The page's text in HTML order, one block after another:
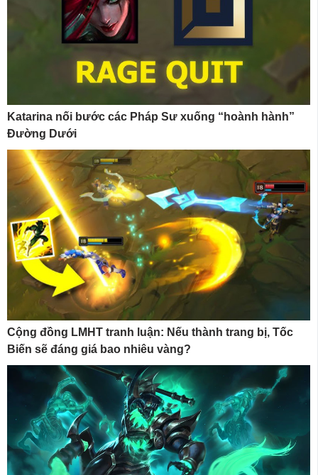
Katarina nối bước các Pháp Sư xuống “hoành hành”
Đường Dưới
Cộng đồng LMHT tranh luận: Nếu thành trang bị, Tốc
Biến sẽ đáng giá bao nhiêu vàng?